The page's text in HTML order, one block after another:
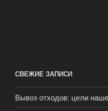
СВЕЖИЕ ЗАПИСИ
Вывоз отходов: цели